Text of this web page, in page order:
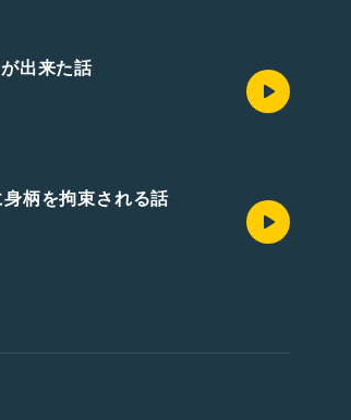
出来た話
柄を拘束される話